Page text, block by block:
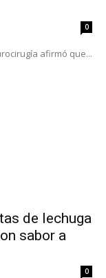
0
afirmó que...
de lechuga
sabor a
0